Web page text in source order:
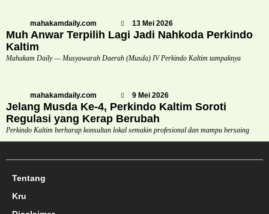
mahakamdaily.com 13 Mei 2026
Muh Anwar Terpilih Lagi Jadi Nahkoda Perkindo
Kaltim
Mahakam Daily — Musyawarah Daerah (Musda) IV Perkindo Kaltim tampaknya
mahakamdaily.com 9 Mei 2026
Jelang Musda Ke-4, Perkindo Kaltim Soroti
Regulasi yang Kerap Berubah
Perkindo Kaltim berharap konsultan lokal semakin profesional dan mampu bersaing
Tentang
Kru